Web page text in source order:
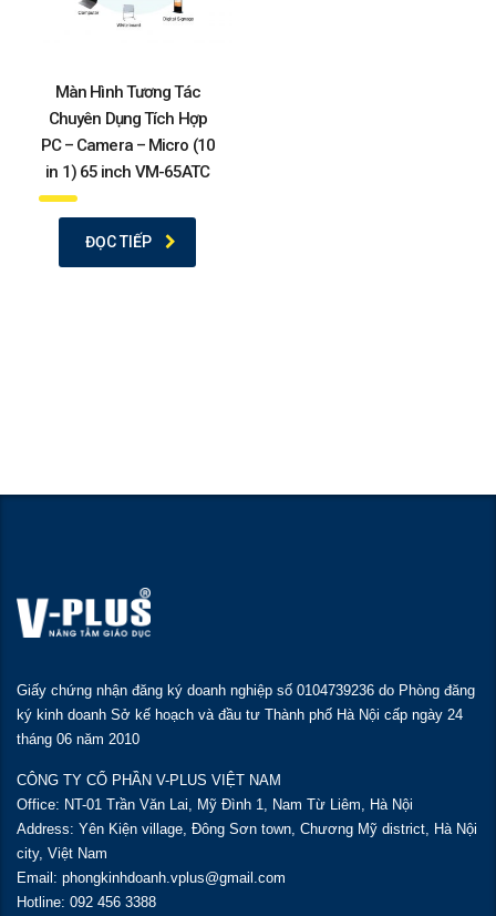
Màn Hình Tương Tác
Chuyên Dụng Tích Hợp
PC – Camera – Micro (10
in 1) 65 inch VM-65ATC
ĐỌC TIẾP
Giấy chứng nhận đăng ký doanh nghiệp số 0104739236 do Phòng đăng
ký kinh doanh Sở kế hoạch và đầu tư Thành phố Hà Nội cấp ngày 24
tháng 06 năm 2010
CÔNG TY CỔ PHẦN V-PLUS VIỆT NAM
Office: NT-01 Trần Văn Lai, Mỹ Đình 1, Nam Từ Liêm, Hà Nội
Address: Yên Kiện village, Đông Sơn town, Chương Mỹ district, Hà Nội
city, Việt Nam
Email: phongkinhdoanh.vplus@gmail.com
Hotline: 092 456 3388